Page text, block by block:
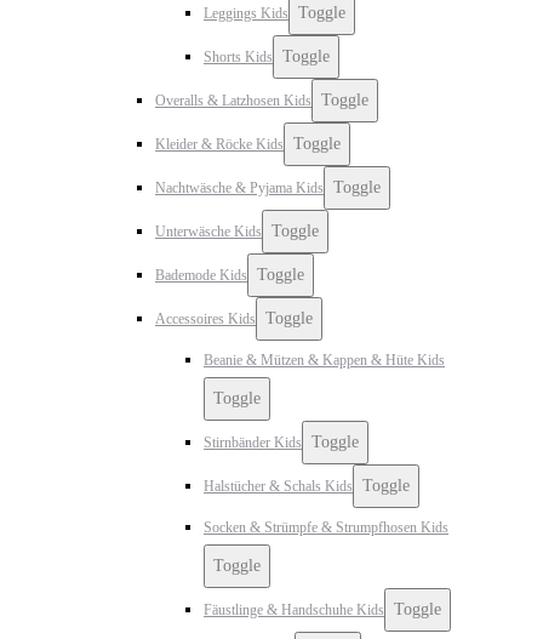
Leggings Kids Toggle
Shorts Kids Toggle
Overalls & Latzhosen Kids Toggle
Kleider & Röcke Kids Toggle
Nachtwäsche & Pyjama Kids Toggle
Unterwäsche Kids Toggle
Bademode Kids Toggle
Accessoires Kids Toggle
Beanie & Mützen & Kappen & Hüte Kids
Toggle
Stirnbänder Kids Toggle
Halstücher & Schals Kids Toggle
Socken & Strümpfe & Strumpfhosen Kids
Toggle
Fäustlinge & Handschuhe Kids Toggle